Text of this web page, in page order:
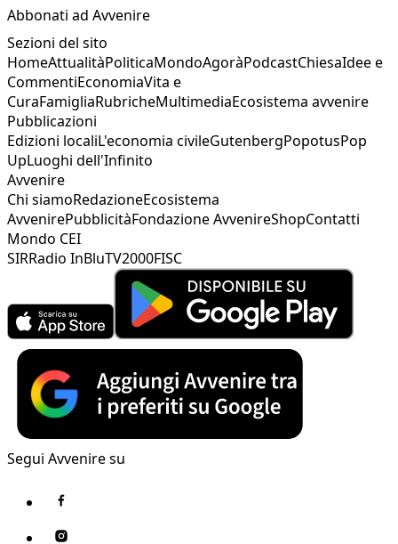
Abbonati ad Avvenire
Sezioni del sito
HomeAttualitàPoliticaMondoAgoràPodcastChiesaIdee e
CommentiEconomiaVita e
CuraFamigliaRubricheMultimediaEcosistema avvenire
Pubblicazioni
Edizioni localiL'economia civileGutenbergPopotusPop
UpLuoghi dell'Infinito
Avvenire
Chi siamoRedazioneEcosistema
AvvenirePubblicitàFondazione AvvenireShopContatti
Mondo CEI
SIRRadio InBluTV2000FISC
Segui Avvenire su